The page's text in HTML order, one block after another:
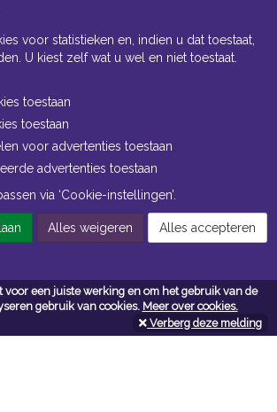
voor een juiste werking en om het gebruik van de
gebruik van cookies. Meer over cookies.
Verberg deze melding
Kantoor
17:00 uur
Magazijn
16:30 uur
voor statistieken en, indien u dat toestaat,
U kiest zelf wat u wel en niet toestaat.
toestaan
toestaan
voor advertenties toestaan
advertenties toestaan
via ‘Cookie-instellingen’.
Alles weigeren Alles accepteren